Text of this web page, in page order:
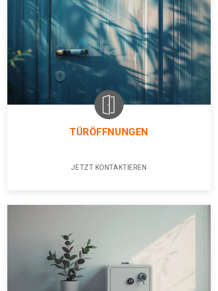
TÜRÖFFNUNGEN
JETZT KONTAKTIEREN